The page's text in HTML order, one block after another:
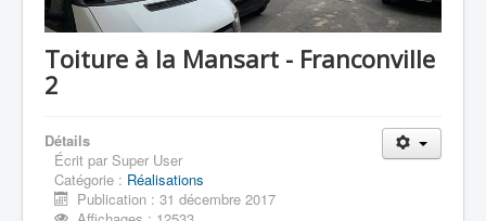
Toiture à la Mansart - Franconville
2
Détails
Écrit par Super User
Catégorie : Réalisations
Publication : 31 décembre 2017